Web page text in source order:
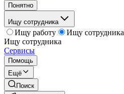
Понятно
Ищу сотрудника
Ищу работу
Ищу сотрудника
Ищу сотрудника
Сервисы
Помощь
Ещё
Поиск